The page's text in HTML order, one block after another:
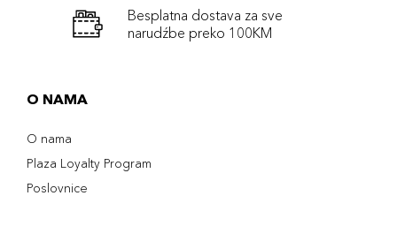
Besplatna dostava za sve
narudźbe preko 100KM
O NAMA
O nama
Plaza Loyalty Program
Poslovnice